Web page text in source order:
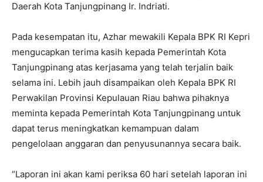
Daerah Kota Tanjungpinang Ir. Indriati.
Pada kesempatan itu, Azhar mewakili Kepala BPK RI Kepri
mengucapkan terima kasih kepada Pemerintah Kota
Tanjungpinang atas kerjasama yang telah terjalin baik
selama ini. Lebih jauh disampaikan oleh Kepala BPK RI
Perwakilan Provinsi Kepulauan Riau bahwa pihaknya
meminta kepada Pemerintah Kota Tanjungpinang untuk
dapat terus meningkatkan kemampuan dalam
pengelolaan anggaran dan penyusunannya secara baik.
“Laporan ini akan kami periksa 60 hari setelah laporan ini